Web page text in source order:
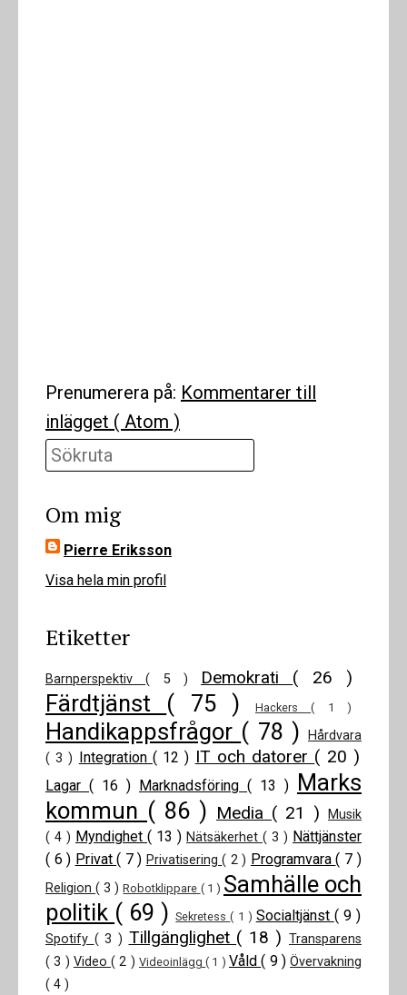
Prenumerera på: Kommentarer till
inlägget ( Atom )
Sökruta
Om mig
Pierre Eriksson
Visa hela min profil
Etiketter
Barnperspektiv( 5 ) Demokrati ( 26 )
Färdtjänst ( 75 ) Hackers( 1 )
Handikappsfrågor ( 78 )
Hårdvara
( 3 ) Integration ( 12 ) IT och datorer ( 20 )
Lagar ( 16 ) Marknadsföring ( 13 ) Marks
kommun ( 86 ) Media ( 21 )
Musik
( 4 ) Myndighet ( 13 ) Nätsäkerhet ( 3 ) Nättjänster
( 6 ) Privat( 7 ) Privatisering( 2 ) Programvara( 7 )
Religion( 3 )Robotklippare ( 1 ) Samhälle och
politik ( 69 )Sekretess( 1 ) Socialtjänst ( 9 )
Spotify ( 3 ) Tillgänglighet ( 18 ) Transparens
( 3 ) Video( 2 ) Videoinlägg( 1 ) Våld( 9 )Övervakning
( 4 )